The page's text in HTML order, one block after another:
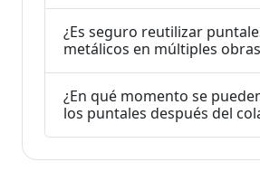
¿Es seguro reutilizar
metálicos en múltiples
¿En qué momento se
los puntales después del